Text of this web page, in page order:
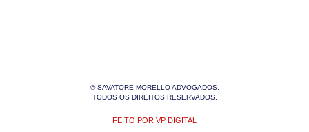
© SAVATORE MORELLO ADVOGADOS.
TODOS OS DIREITOS RESERVADOS.
FEITO POR VP DIGITAL